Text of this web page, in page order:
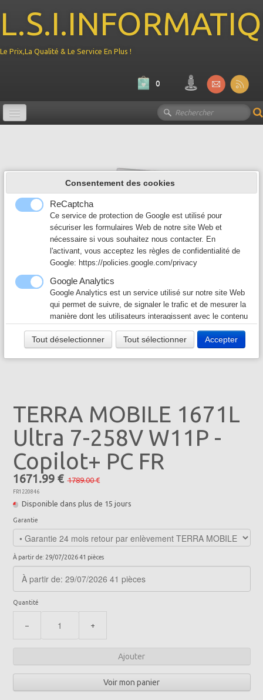
Le Prix,La Qualité & Le Service En Plus !
0
▼
Périphérique▼
Câble & Connecteur
Logiciel & Papier▼
TERRA MOBILE 1671L
Ultra 7-258V W11P -
Copilot+ PC FR
1671.99 € 1789.00 €
FR1220846
Disponible dans plus de 15 jours
Garantie
À partir de: 29/07/2026 41 pièces
Quantité
− +
Ajouter
Voir mon panier
Consentement des cookies
ReCaptcha
Ce service de protection de Google est utilisé pour
sécuriser les formulaires Web de notre site Web et
nécessaire si vous souhaitez nous contacter. En
l'activant, vous acceptez les règles de confidentialité de
Google: https://policies.google.com/privacy
Google Analytics
Google Analytics est un service utilisé sur notre site Web
qui permet de suivre, de signaler le trafic et de mesurer la
manière dont les utilisateurs interagissent avec le contenu
meilleurs services.
Google Ad
https://policies.google.com/technologies/ads?hl=fr
Tout déselectionner Tout sélectionner Accepter